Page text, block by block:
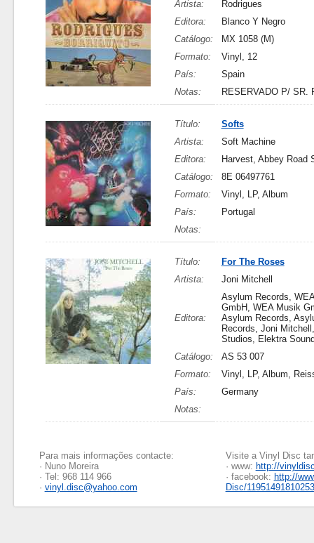
Artista:
Rodrigues
Editora:
Blanco Y Negro
Catálogo:
MX 1058 (M)
Formato:
Vinyl, 12
País:
Spain
Notas:
RESERVADO P/ SR.
Título:
Softs
Artista:
Soft Machine
Editora:
Harvest, Abbey Road
Catálogo:
8E 06497761
Formato:
Vinyl, LP, Album
País:
Portugal
Notas:
Título:
For The Roses
Artista:
Joni Mitchell
Editora:
Asylum Records,
GmbH, WEA Musik
Asylum Records,
Records, Joni
Studios, Elektra
Catálogo:
AS 53 007
Formato:
Vinyl, LP, Album,
País:
Germany
Notas:
Para mais informações contacte:
· Nuno Moreira
· Tel: 968 114 966
· vinyl.disc@yahoo.com
Visite a Vinyl Disc
· www: http://
· facebook: http://
Disc/